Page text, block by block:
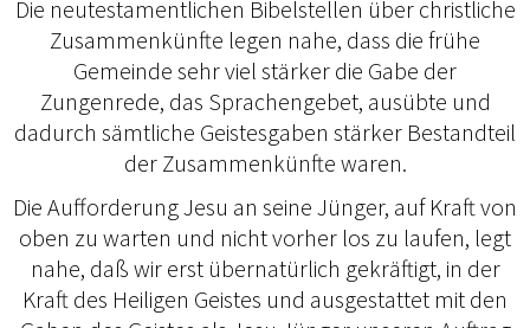
Die neutestamentlichen Bibelstellen über christliche
Zusammenkünfte legen nahe, dass die frühe
Gemeinde sehr viel stärker die Gabe der
Zungenrede, das Sprachengebet, ausübte und
dadurch sämtliche Geistesgaben stärker Bestandteil
der Zusammenkünfte waren.
Die Aufforderung Jesu an seine Jünger, auf Kraft von
oben zu warten und nicht vorher los zu laufen, legt
nahe, daß wir erst übernatürlich gekräftigt, in der
Kraft des Heiligen Geistes und ausgestattet mit den